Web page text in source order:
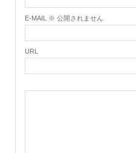
E-MAIL ※ 公開されません
URL